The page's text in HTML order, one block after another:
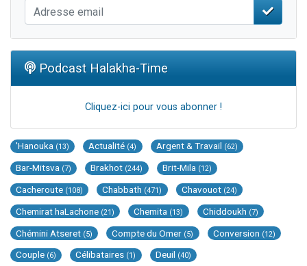
Podcast Halakha-Time
Cliquez-ici pour vous abonner !
'Hanouka (13) Actualité (4) Argent & Travail (62)
Bar-Mitsva (7) Brakhot (244) Brit-Mila (12)
Cacheroute (108) Chabbath (471) Chavouot (24)
Chemirat haLachone (21) Chemita (13) Chiddoukh (7)
Chémini Atseret (5) Compte du Omer (5) Conversion (12)
Couple (6) Célibataires (1) Deuil (40)